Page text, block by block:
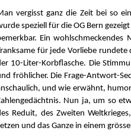
vergisst ganz die Zeit bei so
speziell für die OG Bern
Ein wohlschmeckendes
für jede Vorliebe rundete
10-Liter-Korbflasche. Die
fröhlicher. Die Frage-Antwort-
und wie erwähnt,
Nun ja, um so
Reduit, des Zweiten
und das Ganze in einem